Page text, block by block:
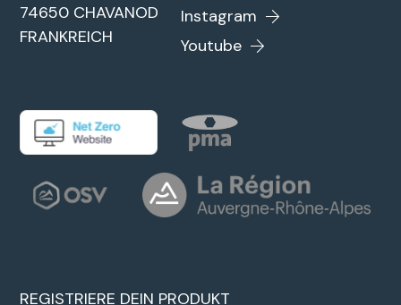
74650 CHAVANOD
FRANKREICH
Instagram
Youtube
REGISTRIERE DEIN PRODUKT